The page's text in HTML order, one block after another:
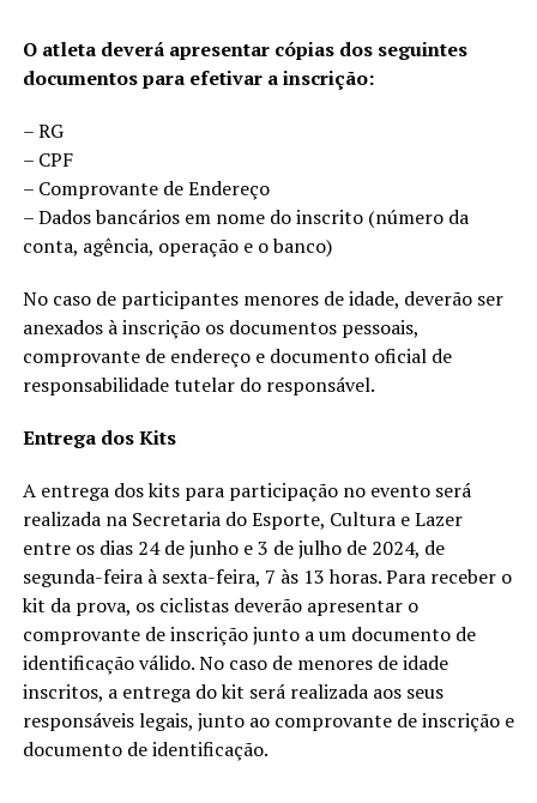
O atleta deverá apresentar cópias dos seguintes
documentos para efetivar a inscrição:
– RG
– CPF
– Comprovante de Endereço
– Dados bancários em nome do inscrito (número da
conta, agência, operação e o banco)
No caso de participantes menores de idade, deverão ser
anexados à inscrição os documentos pessoais,
comprovante de endereço e documento oficial de
responsabilidade tutelar do responsável.
Entrega dos Kits
A entrega dos kits para participação no evento será
realizada na Secretaria do Esporte, Cultura e Lazer
entre os dias 24 de junho e 3 de julho de 2024, de
segunda-feira à sexta-feira, 7 às 13 horas. Para receber o
kit da prova, os ciclistas deverão apresentar o
comprovante de inscrição junto a um documento de
identificação válido. No caso de menores de idade
inscritos, a entrega do kit será realizada aos seus
responsáveis legais, junto ao comprovante de inscrição e
documento de identificação.